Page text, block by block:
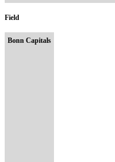
Field
Bonn Capitals